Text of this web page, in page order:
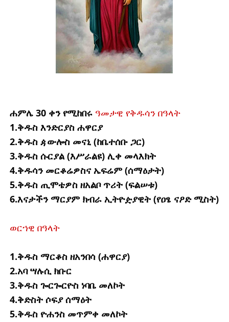
ሐምሌ 30 ቀን የሚከበሩ ዓመታዊ የቅዱሳን በዓላት
1.ቅዱስ እንድርያስ ሐዋርያ
2.ቅዱስ ዻውሎስ መናኒ (ከቤተሰቡ ጋር)
3.ቅዱስ ሱርያል (እሥራልዩ) ሊቀ መላእክት
4.ቅዱሳን መርቆሬዎስና ኤፍሬም (ሰማዕታት)
5.ቅዱስ ጢሞቴዎስ ዘአልቦ ጥሪት (ፍልሠቱ)
6.እናታችን ማርያም ክብራ ኢትዮዽያዊት (የዐፄ ናዖድ ሚስት)
ወርኀዊ በዓላት
1.ቅዱስ ማርቆስ ዘአንበሳ (ሐዋርያ)
2.አባ ሣሉሲ ክቡር
3.ቅዱስ ጐርጐርዮስ ነባቤ መለኮት
4.ቅድስት ሶፍያ ሰማዕት
5.ቅዱስ ዮሐንስ መጥምቀ መለኮት